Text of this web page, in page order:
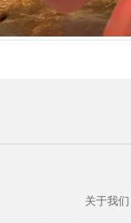
关于我们